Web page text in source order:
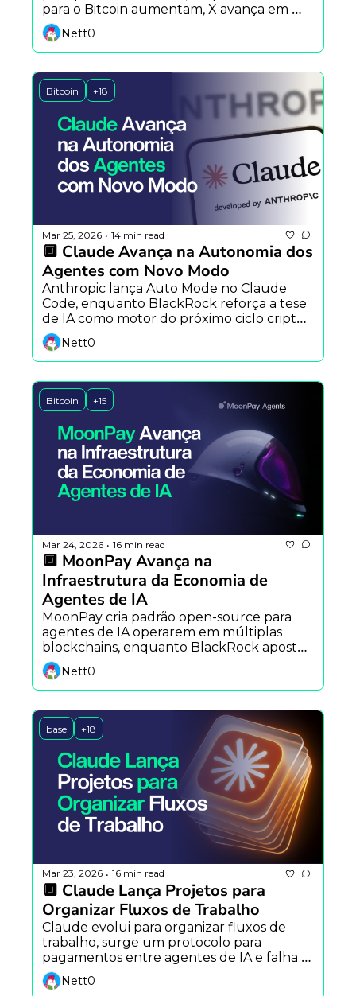
para o Bitcoin aumentam, X avança em
pagamentos cripto e staking institucional
de Ethereum ganha força.
Nett0
Bitcoin +18
Mar 25, 2026 • 14 min read
🔲 Claude Avança na Autonomia dos
Agentes com Novo Modo
Anthropic lança Auto Mode no Claude
Code, enquanto BlackRock reforça a tese
de IA como motor do próximo ciclo cripto
e Visa acelera a adoção de stablecoins.
Nett0
Bitcoin +15
Mar 24, 2026 • 16 min read
🔲 MoonPay Avança na
Infraestrutura da Economia de
Agentes de IA
MoonPay cria padrão open-source para
agentes de IA operarem em múltiplas
blockchains, enquanto BlackRock aposta
na tokenização e Balancer encerra
operações após hack.
Nett0
base +18
Mar 23, 2026 • 16 min read
🔲 Claude Lança Projetos para
Organizar Fluxos de Trabalho
Claude evolui para organizar fluxos de
trabalho, surge um protocolo para
pagamentos entre agentes de IA e falha
em stablecoin expõe riscos da
infraestrutura cripto.
Nett0